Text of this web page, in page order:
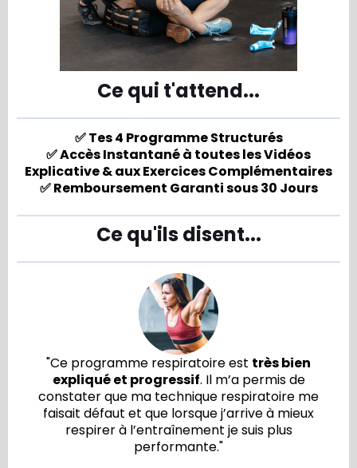
Ce qui t'attend...
✅ Tes 4 Programme Structurés
✅ Accès Instantané à toutes les Vidéos
Explicative & aux Exercices Complémentaires
✅ Remboursement Garanti sous 30 Jours
Ce qu'ils disent...
"Ce programme respiratoire est très bien
expliqué et progressif. Il m’a permis de
constater que ma technique respiratoire me
faisait défaut et que lorsque j’arrive à mieux
respirer à l’entraînement je suis plus
performante."